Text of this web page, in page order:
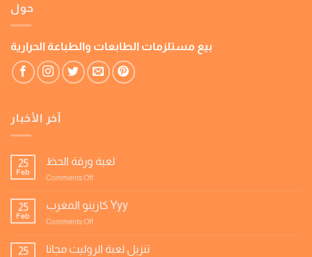
حول
بيع مستلزمات الطابعات والطباعة الحرارية
آخر الأخبار
25
Feb
لعبة ورقة الحظ
Comments Offon
ورقة
الحظ
25
Feb
كازينو المغرب Yyy
Comments Offon
المغرب
25 تنزيل لعبة الروليت مجانا